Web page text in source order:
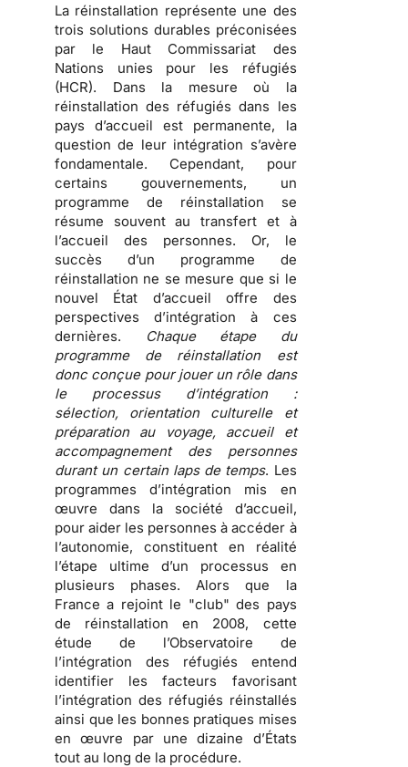
La réinstallation représente une des
trois solutions durables préconisées
par le Haut Commissariat des
Nations unies pour les réfugiés
(HCR). Dans la mesure où la
réinstallation des réfugiés dans les
pays d’accueil est permanente, la
question de leur intégration s’avère
fondamentale. Cependant, pour
certains gouvernements, un
programme de réinstallation se
résume souvent au transfert et à
l’accueil des personnes. Or, le
succès d’un programme de
réinstallation ne se mesure que si le
nouvel État d’accueil offre des
perspectives d’intégration à ces
dernières.
Chaque étape du
programme de réinstallation est
donc conçue pour jouer un rôle dans
le processus d’intégration :
sélection, orientation culturelle et
préparation au voyage, accueil et
accompagnement des personnes
durant un certain laps de temps. Les
programmes d’intégration mis en
œuvre dans la société d’accueil,
pour aider les personnes à accéder à
l’autonomie, constituent en réalité
l’étape ultime d’un processus en
plusieurs phases. Alors que la
France a rejoint le "club" des pays
de réinstallation en 2008, cette
étude de l’Observatoire de
l’intégration des réfugiés entend
identifier les facteurs favorisant
l’intégration des réfugiés réinstallés
ainsi que les bonnes pratiques mises
en œuvre par une dizaine d’États
tout au long de la procédure.